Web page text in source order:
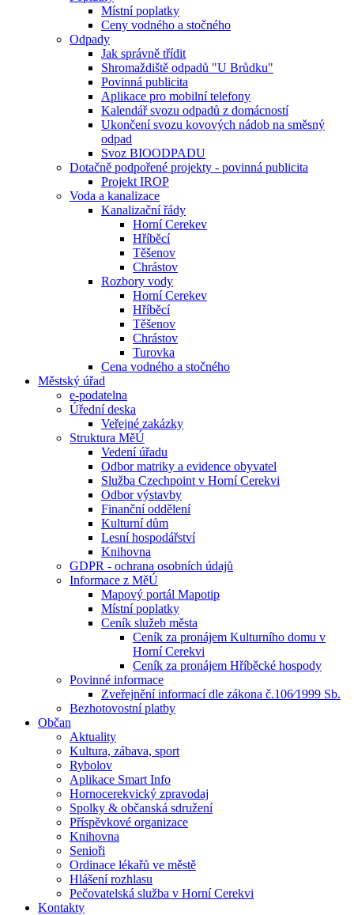
Místní poplatky
Ceny vodného a stočného
Odpady
Jak správně třídit
Shromaždiště odpadů "U Brůdku"
Povinná publicita
Aplikace pro mobilní telefony
Kalendář svozu odpadů z domácností
Ukončení svozu kovových nádob na směsný
odpad
Svoz BIOODPADU
Dotačně podpořené projekty - povinná publicita
Projekt IROP
Voda a kanalizace
Kanalizační řády
Horní Cerekev
Hříběcí
Těšenov
Chrástov
Rozbory vody
Horní Cerekev
Hříběcí
Těšenov
Chrástov
Turovka
Cena vodného a stočného
Městský úřad
e-podatelna
Úřední deska
Veřejné zakázky
Struktura MěÚ
Vedení úřadu
Odbor matriky a evidence obyvatel
Služba Czechpoint v Horní Cerekvi
Odbor výstavby
Finanční oddělení
Kulturní dům
Lesní hospodářství
Knihovna
GDPR - ochrana osobních údajů
Informace z MěÚ
Mapový portál Mapotip
Místní poplatky
Ceník služeb města
Ceník za pronájem Kulturního domu v
Horní Cerekvi
Ceník za pronájem Hříběcké hospody
Povinné informace
Zveřejnění informací dle zákona č.106⁄1999 Sb.
Bezhotovostní platby
Občan
Aktuality
Kultura, zábava, sport
Rybolov
Aplikace Smart Info
Hornocerekvický zpravodaj
Spolky & občanská sdružení
Příspěvkové organizace
Knihovna
Senioři
Ordinace lékařů ve městě
Hlášení rozhlasu
Pečovatelská služba v Horní Cerekvi
Kontakty